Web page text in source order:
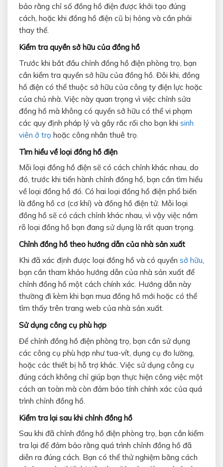
bảo rằng chỉ số đồng hồ điện được khởi tạo đúng
cách, hoặc khi đồng hồ điện cũ bị hỏng và cần phải
thay thế.
Kiểm tra quyền sở hữu của đồng hồ
Trước khi bắt đầu chỉnh đồng hồ điện phòng trọ, bạn
cần kiểm tra quyền sở hữu của đồng hồ. Đôi khi, đồng
hồ điện có thể thuộc sở hữu của công ty điện lực hoặc
của chủ nhà. Việc này quan trọng vì việc chỉnh sửa
đồng hồ mà không có quyền sở hữu có thể vi phạm
các quy định pháp lý và gây rắc rối cho bạn khi sinh
viên ở trọ hoặc công nhân thuê trọ.
Tìm hiểu về loại đồng hồ điện
Mỗi loại đồng hồ điện sẽ có cách chỉnh khác nhau, do
đó, trước khi tiến hành chỉnh đồng hồ, bạn cần tìm hiểu
về loại đồng hồ đó. Có hai loại đồng hồ điện phổ biến
là đồng hồ cơ (cơ khí) và đồng hồ điện tử. Mỗi loại
đồng hồ sẽ có cách chỉnh khác nhau, vì vậy việc nắm
rõ loại đồng hồ bạn đang sử dụng là rất quan trọng.
Chỉnh đồng hồ theo hướng dẫn của nhà sản xuất
Khi đã xác định được loại đồng hồ và có quyền sở hữu,
bạn cần tham khảo hướng dẫn của nhà sản xuất để
chỉnh đồng hồ một cách chính xác. Hướng dẫn này
thường đi kèm khi bạn mua đồng hồ mới hoặc có thể
tìm thấy trên trang web của nhà sản xuất.
Sử dụng công cụ phù hợp
Để chỉnh đồng hồ điện phòng trọ, bạn cần sử dụng
các công cụ phù hợp như tua-vít, dụng cụ đo lường,
hoặc các thiết bị hỗ trợ khác. Việc sử dụng công cụ
đúng cách không chỉ giúp bạn thực hiện công việc một
cách an toàn mà còn đảm bảo tính chính xác của quá
trình chỉnh đồng hồ.
Kiểm tra lại sau khi chỉnh đồng hồ
Sau khi đã chỉnh đồng hồ điện phòng trọ, bạn cần kiểm
tra lại để đảm bảo rằng quá trình chỉnh đồng hồ đã
diễn ra đúng cách. Bạn có thể thử nghiệm bằng cách